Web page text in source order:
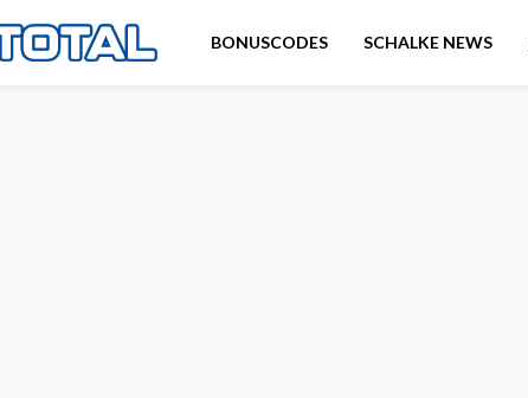
BONUSCODES SCHALKE NEWS